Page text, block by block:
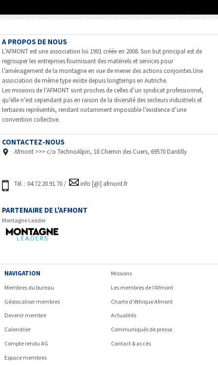
A PROPOS DE NOUS
L’AFMONT est une association loi 1901 créée en 2008. Son but principal est de
regrouper les entreprises fournissant des matériels et services pour
l’aménagement de la montagne en vue de mener des actions conjointes.Une
association de même type existe depuis longtemps en Autriche.
Les missions de l’AFMONT sont proches de celles d’un syndicat professionnel,
qu’elle n’est cependant pas en raison de la diversité des secteurs industriels et
tertiaires représentés, rendant notamment impossible l’existence d’une
convention collective.
CONTACTEZ-NOUS
Afmont >>> c/o TechnoAlpin, 18 Chemin des Cuers, 69570 Dardilly
Tél. : 04.72.20.91.70 / info [@] afmont.fr
PARTENAIRE DE L'AFMONT
Montagne Leader
NAVIGATION
Missions
Membres du bureau
Les membres de l'Afmont
Géolocaliser membres
Charte d'éthique Afmont
Devenir membre
Actualités
Calendrier
Communiqués de presse
Compte rendu AG
Contact & accès
Espace membres